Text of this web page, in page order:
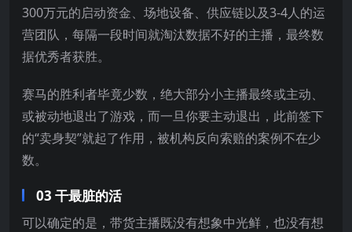
300万元的启动资金、场地设备、供应链以及3-4人的运
营团队，每隔一段时间就淘汰数据不好的主播，最终数
据优秀者获胜。
赛马的胜利者毕竟少数，绝大部分小主播最终或主动、
或被动地退出了游戏，而一旦你要主动退出，此前签下
的“卖身契”就起了作用，被机构反向索赔的案例不在少
数。
03 干最脏的活
可以确定的是，带货主播既没有想象中光鲜，也没有想